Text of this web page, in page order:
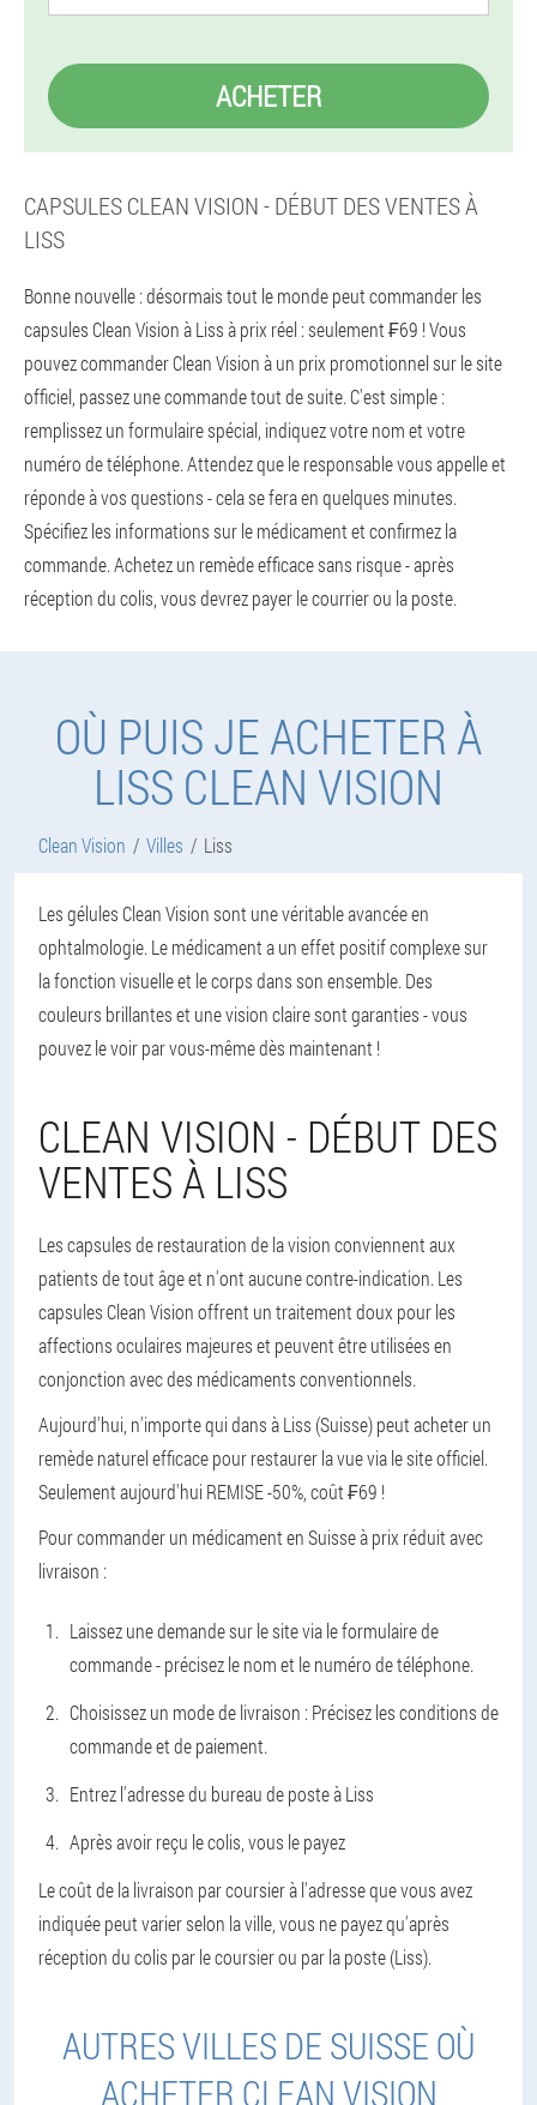
ACHETER
CAPSULES CLEAN VISION - DÉBUT DES VENTES À
LISS
Bonne nouvelle : désormais tout le monde peut commander les
capsules Clean Vision à Liss à prix réel : seulement ₣69 ! Vous
pouvez commander Clean Vision à un prix promotionnel sur le site
officiel, passez une commande tout de suite. C'est simple :
remplissez un formulaire spécial, indiquez votre nom et votre
numéro de téléphone. Attendez que le responsable vous appelle et
réponde à vos questions - cela se fera en quelques minutes.
Spécifiez les informations sur le médicament et confirmez la
commande. Achetez un remède efficace sans risque - après
réception du colis, vous devrez payer le courrier ou la poste.
OÙ PUIS JE ACHETER À
LISS CLEAN VISION
Clean Vision Villes Liss
Les gélules Clean Vision sont une véritable avancée en
ophtalmologie. Le médicament a un effet positif complexe sur
la fonction visuelle et le corps dans son ensemble. Des
couleurs brillantes et une vision claire sont garanties - vous
pouvez le voir par vous-même dès maintenant !
CLEAN VISION - DÉBUT DES
VENTES À LISS
Les capsules de restauration de la vision conviennent aux
patients de tout âge et n'ont aucune contre-indication. Les
capsules Clean Vision offrent un traitement doux pour les
affections oculaires majeures et peuvent être utilisées en
conjonction avec des médicaments conventionnels.
Aujourd'hui, n'importe qui dans à Liss (Suisse) peut acheter un
remède naturel efficace pour restaurer la vue via le site officiel.
Seulement aujourd'hui REMISE -50%, coût ₣69 !
Pour commander un médicament en Suisse à prix réduit avec
livraison :
Laissez une demande sur le site via le formulaire de
commande - précisez le nom et le numéro de téléphone.
Choisissez un mode de livraison : Précisez les conditions de
commande et de paiement.
Entrez l'adresse du bureau de poste à Liss
Après avoir reçu le colis, vous le payez
Le coût de la livraison par coursier à l'adresse que vous avez
indiquée peut varier selon la ville, vous ne payez qu'après
réception du colis par le coursier ou par la poste (Liss).
AUTRES VILLES DE SUISSE OÙ
ACHETER CLEAN VISION